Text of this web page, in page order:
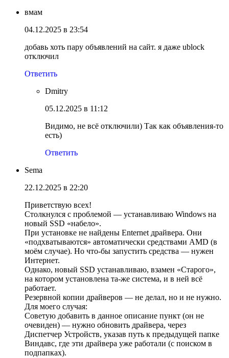
вмам
04.12.2025 в 23:54
добавь хоть пару объявлений на сайт. я даже ublock
отключил
Ответить
Dmitry
05.12.2025 в 11:12
Видимо, не всё отключили) Так как объявления-то
есть)
Ответить
Sema
22.12.2025 в 22:20
Приветствую всех!
Столкнулся с проблемой — устанавливаю Windows на
новый SSD «набело».
При установке не найдены Enternet драйвера. Они
«подхватываются» автоматически средствами AMD (в
моём случае). Но что-бы запустить средства — нужен
Интернет.
Однако, новый SSD устанавливаю, взамен «Старого»,
на котором установлена та-же система, и в ней всё
работает.
Резервной копии драйверов — не делал, но и не нужно.
Для моего случая:
Советую добавить в данное описание пункт (он не
очевиден) — нужно обновить драйвера, через
Диспетчер Устройств, указав путь к предыдущей папке
Виндавс, где эти драйвера уже работали (с поиском в
подпапках).